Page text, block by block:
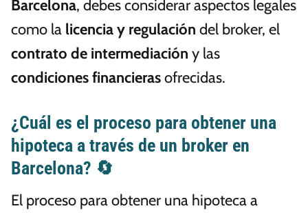
Barcelona, debes considerar aspectos legales
como la licencia y regulación del broker, el
contrato de intermediación y las
condiciones financierasofrecidas.
¿Cuál es el proceso para obtener una
hipoteca a través de un broker en
Barcelona? 🔄
El proceso para obtener una hipoteca a